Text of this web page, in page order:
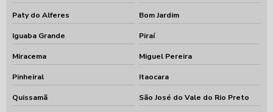
Paty do Alferes Bom Jardim
Iguaba Grande Piraí
Miracema Miguel Pereira
Pinheiral Itaocara
Quissamã São José do Vale do Rio Preto